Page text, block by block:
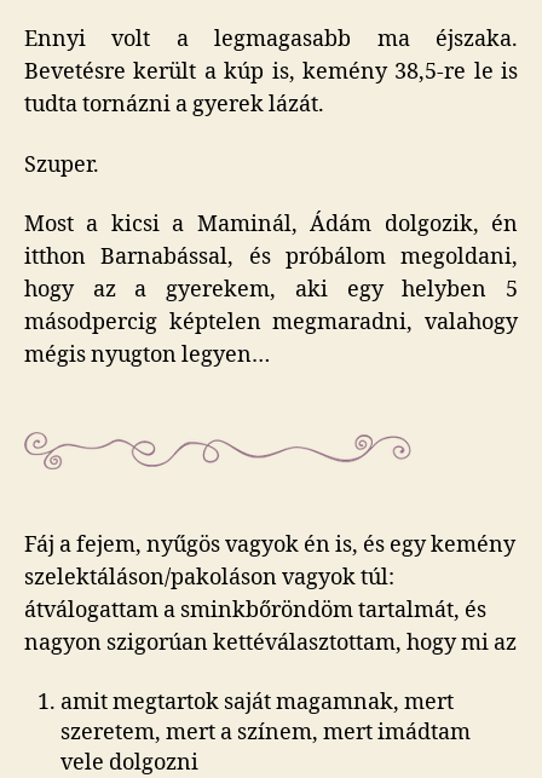
Ennyi volt a legmagasabb ma éjszaka.
Bevetésre került a kúp is, kemény 38,5-re le is
tudta tornázni a gyerek lázát.
Szuper.
Most a kicsi a Maminál, Ádám dolgozik, én
itthon Barnabással, és próbálom megoldani,
hogy az a gyerekem, aki egy helyben 5
másodpercig képtelen megmaradni, valahogy
mégis nyugton legyen…
Fáj a fejem, nyűgös vagyok én is, és egy kemény
szelektáláson/pakoláson vagyok túl:
átválogattam a sminkbőröndöm tartalmát, és
nagyon szigorúan kettéválasztottam, hogy mi az
amit megtartok saját magamnak, mert
szeretem, mert a színem, mert imádtam
vele dolgozni